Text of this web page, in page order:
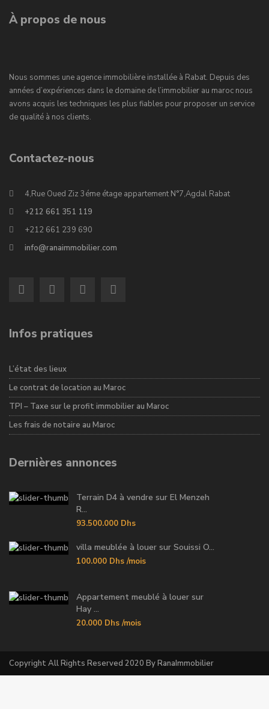
À propos de nous
Nous sommes une agence immobilière installée à Rabat. Depuis des
années d’expériences dans le domaine de l’immobilier au maroc nous
avons acquis les techniques les plus fiables pour proposer un service
de qualité à nos clients.
Contactez-nous
4,Rue Oued Ziz 3éme étage appartement N°7,Agdal Rabat
+212 661 351 119
+212 661 239 690
info@ranaimmobilier.com
Infos pratiques
L’état des lieux
Le contrat de location au Maroc
TPI – Taxe sur le profit immobilier au Maroc
Les frais de notaire au Maroc
Dernières annonces
Terrain D4 à vendre sur El Menzeh
R...
93.500.000 Dhs
villa meublée à louer sur Souissi O...
100.000 Dhs /mois
Appartement meublé à louer sur
Hay ...
20.000 Dhs /mois
Copyright All Rights Reserved 2020 By RanaImmobilier